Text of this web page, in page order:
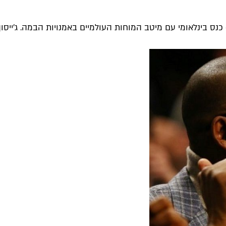
בינלאומי עם מיטב המוחות העולמיים באמנויות הבמה. ג'ייסון